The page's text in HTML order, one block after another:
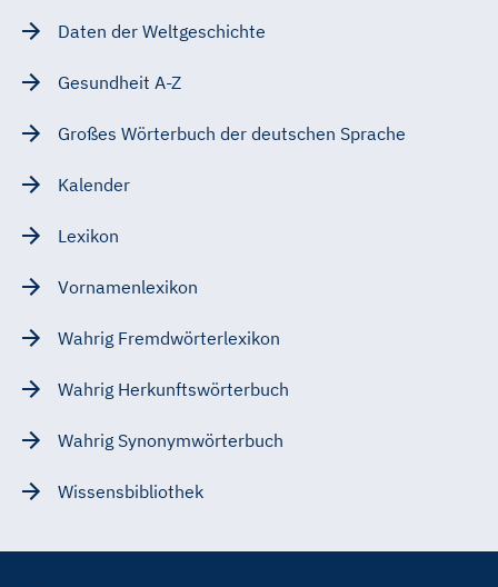
Daten der Weltgeschichte
Gesundheit A-Z
Großes Wörterbuch der deutschen Sprache
Kalender
Lexikon
Vornamenlexikon
Wahrig Fremdwörterlexikon
Wahrig Herkunftswörterbuch
Wahrig Synonymwörterbuch
Wissensbibliothek